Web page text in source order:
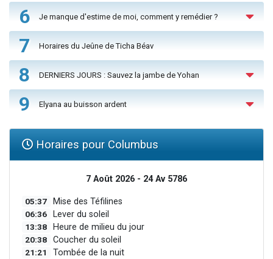
6 Je manque d'estime de moi, comment y remédier ?
7 Horaires du Jeûne de Ticha Béav
8 DERNIERS JOURS : Sauvez la jambe de Yohan
9 Elyana au buisson ardent
Horaires pour Columbus
7 Août 2026 - 24 Av 5786
05:37 Mise des Téfilines
06:36 Lever du soleil
13:38 Heure de milieu du jour
20:38 Coucher du soleil
21:21 Tombée de la nuit